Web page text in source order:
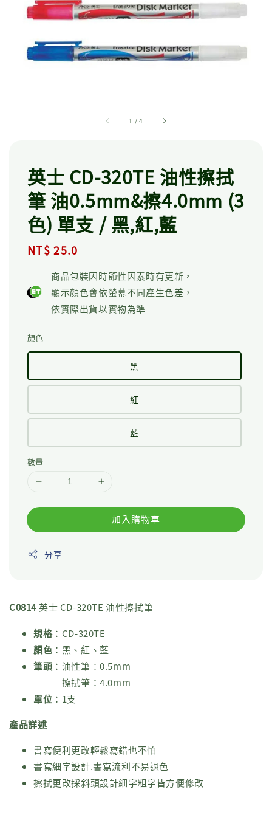
1 /4
英士 CD-320TE 油性擦拭
筆 油0.5mm&擦4.0mm (3
色) 單支 / 黑,紅,藍
Regular
NT$ 25.0
商品包裝因時節性因素時有更新，
顯示顏色會依螢幕不同產生色差，
依實際出貨以實物為準
顏色
黑
紅
藍
數量
加入購物車
分享
C0814英士 CD-320TE 油性擦拭筆
規格：CD-320TE
顏色 ：黑、紅、藍
筆頭 ：油性筆：0.5mm
擦拭筆：4.0mm
單位 ：1支
產品詳述
書寫便利更改輕鬆寫錯也不怕
書寫細字設計.書寫流利不易退色
擦拭更改採斜頭設計細字粗字皆方便修改